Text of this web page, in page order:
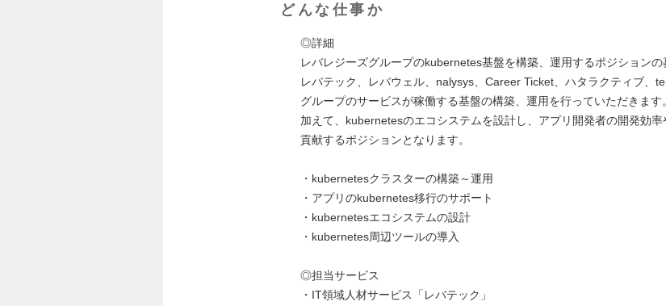
どんな仕事か
◎詳細
レバレジーズグループのkubernetes基盤を構築、運用するポジションの
レバテック、レバウェル、nalysys、Career Ticket、ハタラクティブ、
グループのサービスが稼働する基盤の構築、運用を行っていただきます。
加えて、kubernetesのエコシステムを設計し、アプリ開発者の開発効率
貢献するポジションとなります。
・kubernetesクラスターの構築～運用
・アプリのkubernetes移行のサポート
・kubernetesエコシステムの設計
・kubernetes周辺ツールの導入
◎担当サービス
・IT領域人材サービス「レバテック」